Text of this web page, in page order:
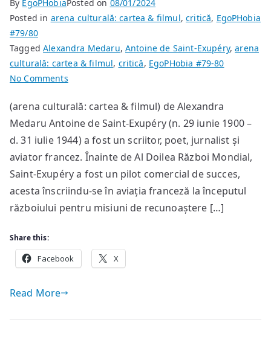
By EgoPHobiaPosted on 08/01/2024
Posted in arena culturală: cartea & filmul,critică, EgoPHobia
#79/80
TaggedAlexandra Medaru,Antoine de Saint-Exupéry,arena
culturală: cartea & filmul, critică, EgoPHobia #79-80
No Commentson
de
Saint-
Exupéry
–
“Micul
prinț”
(arena culturală: cartea & filmul) de Alexandra
Medaru Antoine de Saint-Exupéry (n. 29 iunie 1900 –
d. 31 iulie 1944) a fost un scriitor, poet, jurnalist și
aviator francez. Înainte de Al Doilea Război Mondial,
Saint-Exupéry a fost un pilot comercial de succes,
acesta înscriindu-se în aviația franceză la începutul
războiului pentru misiuni de recunoaștere […]
Share this:
Facebook X
Read More